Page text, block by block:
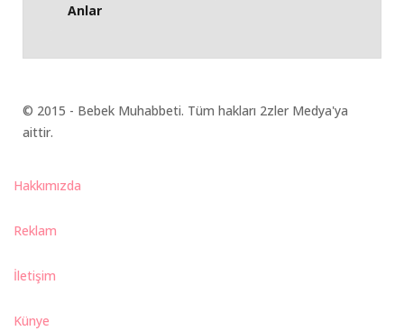
Anlar
© 2015 - Bebek Muhabbeti. Tüm hakları 2zler Medya'ya
aittir.
Hakkımızda
Reklam
İletişim
Künye